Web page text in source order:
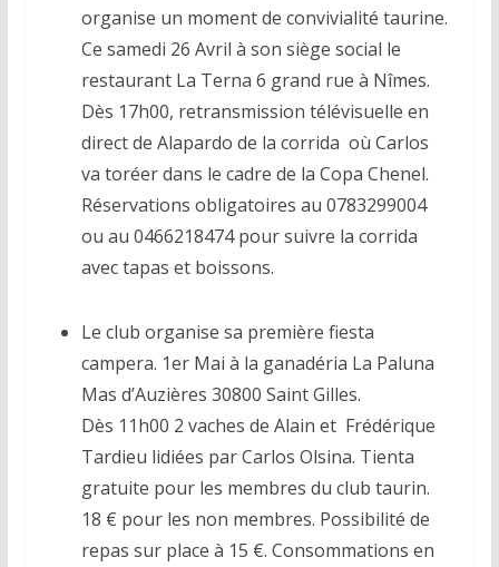
organise un moment de convivialité taurine.
Ce samedi 26 Avril à son siège social le
restaurant La Terna 6 grand rue à Nîmes.
Dès 17h00, retransmission télévisuelle en
direct de Alapardo de la corrida où Carlos
va toréer dans le cadre de la Copa Chenel.
Réservations obligatoires au 0783299004
ou au 0466218474 pour suivre la corrida
avec tapas et boissons.
Le club organise sa première fiesta
campera. 1er Mai à la ganadéria La Paluna
Mas d’Auzières 30800 Saint Gilles.
Dès 11h00 2 vaches de Alain et Frédérique
Tardieu lidiées par Carlos Olsina. Tienta
gratuite pour les membres du club taurin.
18 € pour les non membres. Possibilité de
repas sur place à 15 €. Consommations en